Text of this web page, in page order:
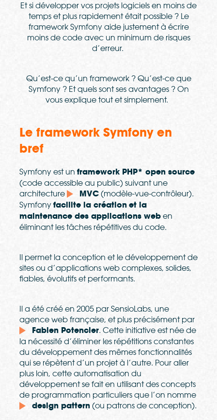
Et si développer vos projets logiciels en moins de
temps et plus rapidement était possible ? Le
framework Symfony aide justement à écrire
moins de code avec un minimum de risques
d’erreur.
Qu’est-ce qu’un framework ? Qu’est-ce que
Symfony ? Et quels sont ses avantages ? On
vous explique tout et simplement.
Le framework Symfony en
bref
Symfony est un framework PHP* open source
(code accessible au public) suivant une
architecture
MVC (modèle-vue-contrôleur).
Symfony facilite la créationet la
maintenance des applications web en
éliminant les tâches répétitives du code.
Il permet la conception et le développement de
sites ou d’applications web complexes, solides,
fiables, évolutifs et performants.
Il a été créé en 2005 par SensioLabs, une
agence web française, et plus précisément par
Fabien Potencier. Cette initiative est née de
la nécessité d’éliminer les répétitions constantes
du développement des mêmes fonctionnalités
qui se répètent d’un projet à l’autre. Pour aller
plus loin, cette automatisation du
développement se fait en utilisant des concepts
de programmation particuliers que l’on nomme
design pattern (ou patrons de conception).